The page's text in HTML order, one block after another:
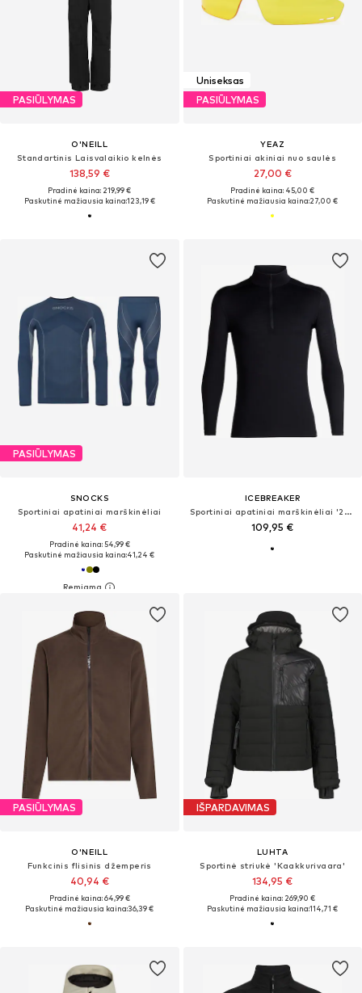
PASIŪLYMAS
O'NEILL
Standartinis Laisvalaikio kelnės
138,59 €
Pradinė kaina: 219,99 €
Paskutinė mažiausia kaina:123,19 €
Uniseksas
PASIŪLYMAS
YEAZ
Sportiniai akiniai nuo saulės
27,00 €
Pradinė kaina: 45,00 €
Paskutinė mažiausia kaina:27,00 €
PASIŪLYMAS
SNOCKS
Sportiniai apatiniai marškinėliai
41,24 €
Pradinė kaina: 54,99 €
Paskutinė mažiausia kaina:41,24 €
ICEBREAKER
Sportiniai apatiniai marškinėliai '200 Oasis'
109,95 €
PASIŪLYMAS
O'NEILL
Funkcinis flisinis džemperis
40,94 €
Pradinė kaina: 64,99 €
Paskutinė mažiausia kaina:36,39 €
IŠPARDAVIMAS
LUHTA
Sportinė striukė 'Kaakkurivaara'
134,95 €
Pradinė kaina: 269,90 €
Paskutinė mažiausia kaina:114,71 €